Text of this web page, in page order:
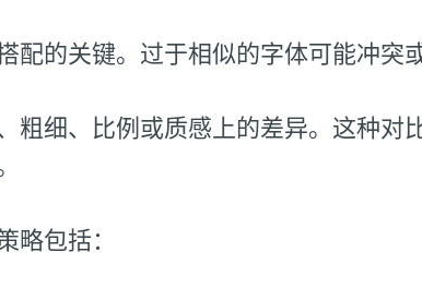
配的关键。过于相似的字体可能冲突
粗细、比例或质感上的差异。这种对
略包括：